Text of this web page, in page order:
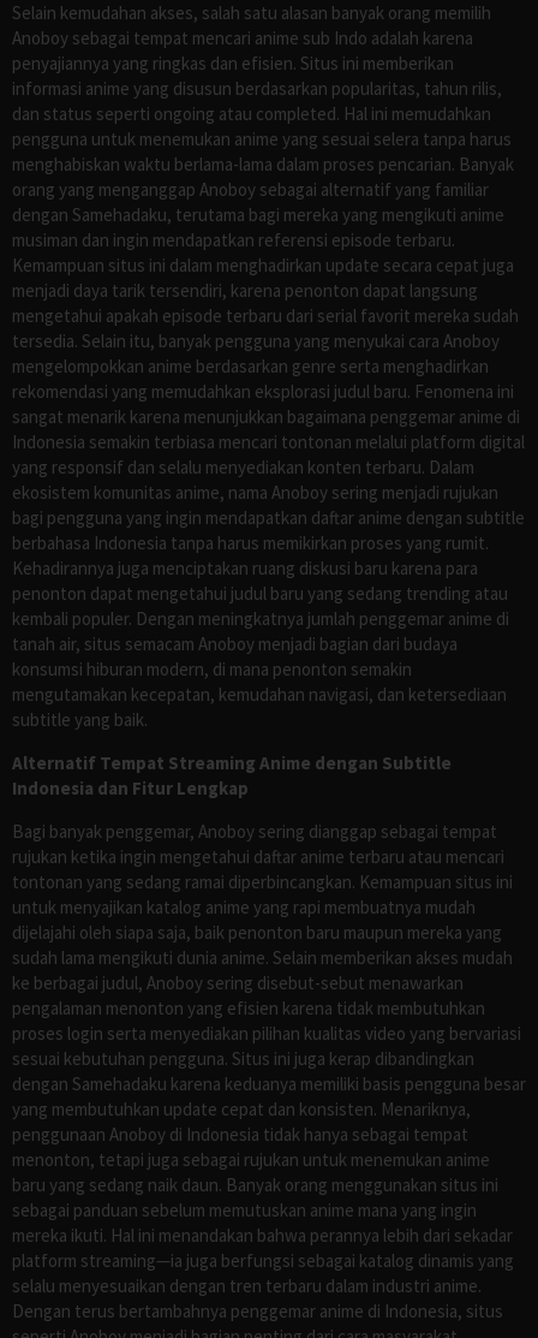
Selain kemudahan akses, salah satu alasan banyak orang memilih
Anoboy sebagai tempat mencari anime sub Indo adalah karena
penyajiannya yang ringkas dan efisien. Situs ini memberikan
informasi anime yang disusun berdasarkan popularitas, tahun rilis,
dan status seperti ongoing atau completed. Hal ini memudahkan
pengguna untuk menemukan anime yang sesuai selera tanpa harus
menghabiskan waktu berlama-lama dalam proses pencarian. Banyak
orang yang menganggap Anoboy sebagai alternatif yang familiar
dengan Samehadaku, terutama bagi mereka yang mengikuti anime
musiman dan ingin mendapatkan referensi episode terbaru.
Kemampuan situs ini dalam menghadirkan update secara cepat juga
menjadi daya tarik tersendiri, karena penonton dapat langsung
mengetahui apakah episode terbaru dari serial favorit mereka sudah
tersedia. Selain itu, banyak pengguna yang menyukai cara Anoboy
mengelompokkan anime berdasarkan genre serta menghadirkan
rekomendasi yang memudahkan eksplorasi judul baru. Fenomena ini
sangat menarik karena menunjukkan bagaimana penggemar anime di
Indonesia semakin terbiasa mencari tontonan melalui platform digital
yang responsif dan selalu menyediakan konten terbaru. Dalam
ekosistem komunitas anime, nama Anoboy sering menjadi rujukan
bagi pengguna yang ingin mendapatkan daftar anime dengan subtitle
berbahasa Indonesia tanpa harus memikirkan proses yang rumit.
Kehadirannya juga menciptakan ruang diskusi baru karena para
penonton dapat mengetahui judul baru yang sedang trending atau
kembali populer. Dengan meningkatnya jumlah penggemar anime di
tanah air, situs semacam Anoboy menjadi bagian dari budaya
konsumsi hiburan modern, di mana penonton semakin
mengutamakan kecepatan, kemudahan navigasi, dan ketersediaan
subtitle yang baik.
Alternatif Tempat Streaming Anime dengan Subtitle
Indonesia dan Fitur Lengkap
Bagi banyak penggemar, Anoboy sering dianggap sebagai tempat
rujukan ketika ingin mengetahui daftar anime terbaru atau mencari
tontonan yang sedang ramai diperbincangkan. Kemampuan situs ini
untuk menyajikan katalog anime yang rapi membuatnya mudah
dijelajahi oleh siapa saja, baik penonton baru maupun mereka yang
sudah lama mengikuti dunia anime. Selain memberikan akses mudah
ke berbagai judul, Anoboy sering disebut-sebut menawarkan
pengalaman menonton yang efisien karena tidak membutuhkan
proses login serta menyediakan pilihan kualitas video yang bervariasi
sesuai kebutuhan pengguna. Situs ini juga kerap dibandingkan
dengan Samehadaku karena keduanya memiliki basis pengguna besar
yang membutuhkan update cepat dan konsisten. Menariknya,
penggunaan Anoboy di Indonesia tidak hanya sebagai tempat
menonton, tetapi juga sebagai rujukan untuk menemukan anime
baru yang sedang naik daun. Banyak orang menggunakan situs ini
sebagai panduan sebelum memutuskan anime mana yang ingin
mereka ikuti. Hal ini menandakan bahwa perannya lebih dari sekadar
platform streaming—ia juga berfungsi sebagai katalog dinamis yang
selalu menyesuaikan dengan tren terbaru dalam industri anime.
Dengan terus bertambahnya penggemar anime di Indonesia, situs